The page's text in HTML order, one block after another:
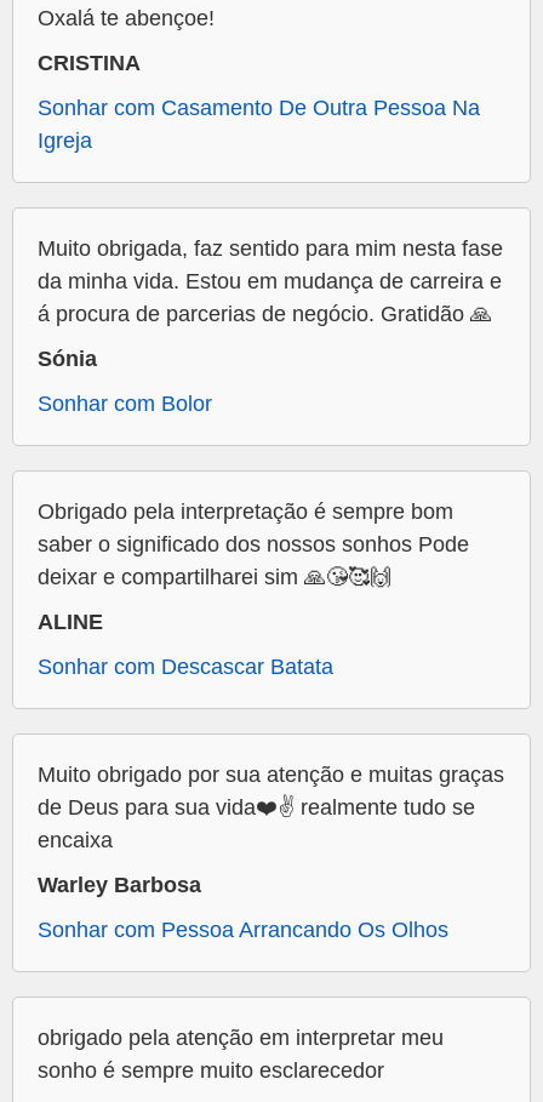
Oxalá te abençoe!
CRISTINA
Sonhar com Casamento De Outra Pessoa Na
Igreja
Muito obrigada, faz sentido para mim nesta fase
da minha vida. Estou em mudança de carreira e
á procura de parcerias de negócio. Gratidão 🙏
Sónia
Sonhar com Bolor
Obrigado pela interpretação é sempre bom
saber o significado dos nossos sonhos Pode
deixar e compartilharei sim 🙏😘🥰🙌
ALINE
Sonhar com Descascar Batata
Muito obrigado por sua atenção e muitas graças
de Deus para sua vida❤️✌️ realmente tudo se
encaixa
Warley Barbosa
Sonhar com Pessoa Arrancando Os Olhos
obrigado pela atenção em interpretar meu
sonho é sempre muito esclarecedor